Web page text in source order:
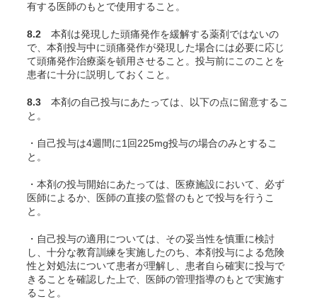
有する医師のもとで使用すること。
8.2 本剤は発現した頭痛発作を緩解する薬剤ではないの
で、本剤投与中に頭痛発作が発現した場合には必要に応じ
て頭痛発作治療薬を頓用させること。投与前にこのことを
患者に十分に説明しておくこと。
8.3 本剤の自己投与にあたっては、以下の点に留意するこ
と。
・自己投与は4週間に1回225mg投与の場合のみとするこ
と。
・本剤の投与開始にあたっては、医療施設において、必ず
医師によるか、医師の直接の監督のもとで投与を行うこ
と。
・自己投与の適用については、その妥当性を慎重に検討
し、十分な教育訓練を実施したのち、本剤投与による危険
性と対処法について患者が理解し、患者自ら確実に投与で
きることを確認した上で、医師の管理指導のもとで実施す
ること。